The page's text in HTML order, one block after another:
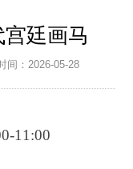
廷画马
间：2026-05-28
11:00